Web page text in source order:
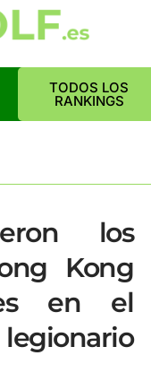
TODOS LOS
RANKINGS
los
Kong
en el